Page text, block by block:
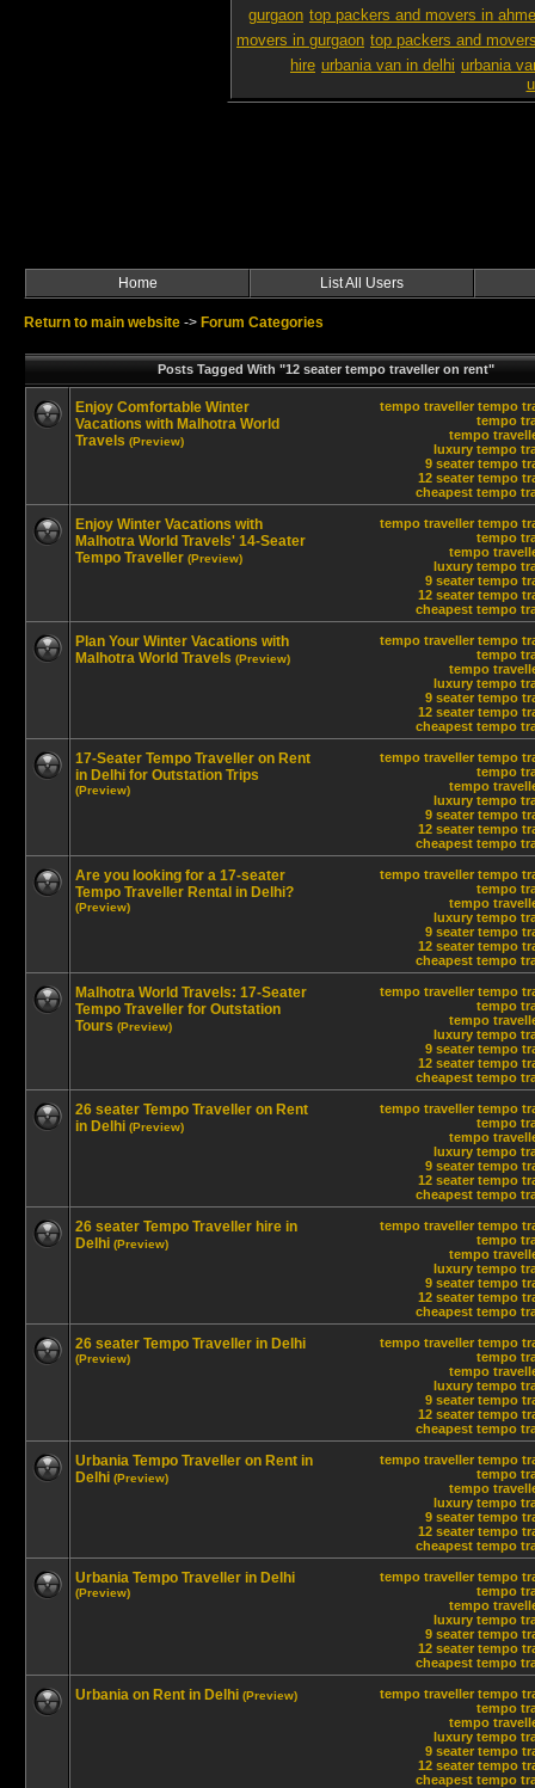
gurgaon top packers and movers in
movers in gurgaon top packers and
hire urbania van in delhi urbania
Home List All Users
Return to main website -> Forum Categories
Posts Tagged With "12 seater tempo traveller on rent"
tempo traveller tempo
tempo
tempo
luxury tempo
9 seater tempo
12 seater tempo
cheapest tempo
Enjoy Comfortable Winter
Vacations with Malhotra World
Travels (Preview)
tempo traveller tempo
tempo
tempo
luxury tempo
9 seater tempo
12 seater tempo
cheapest tempo
Enjoy Winter Vacations with
Malhotra World Travels' 14-Seater
Tempo Traveller (Preview)
tempo traveller tempo
tempo
tempo
luxury tempo
9 seater tempo
12 seater tempo
cheapest tempo
Plan Your Winter Vacations with
Malhotra World Travels (Preview)
tempo traveller tempo
tempo
tempo
luxury tempo
9 seater tempo
12 seater tempo
cheapest tempo
17-Seater Tempo Traveller on Rent
in Delhi for Outstation Trips
(Preview)
tempo traveller tempo
tempo
tempo
luxury tempo
9 seater tempo
12 seater tempo
cheapest tempo
Are you looking for a 17-seater
Tempo Traveller Rental in Delhi?
(Preview)
tempo traveller tempo
tempo
tempo
luxury tempo
9 seater tempo
12 seater tempo
cheapest tempo
Malhotra World Travels: 17-Seater
Tempo Traveller for Outstation
Tours (Preview)
tempo traveller tempo
tempo
tempo
luxury tempo
9 seater tempo
12 seater tempo
cheapest tempo
26 seater Tempo Traveller on Rent
in Delhi (Preview)
tempo traveller tempo
tempo
tempo
luxury tempo
9 seater tempo
12 seater tempo
cheapest tempo
26 seater Tempo Traveller hire in
Delhi (Preview)
tempo traveller tempo
tempo
tempo
luxury tempo
9 seater tempo
12 seater tempo
cheapest tempo
26 seater Tempo Traveller in Delhi
(Preview)
tempo traveller tempo
tempo
tempo
luxury tempo
9 seater tempo
12 seater tempo
cheapest tempo
Urbania Tempo Traveller on Rent in
Delhi (Preview)
tempo traveller tempo
tempo
tempo
luxury tempo
9 seater tempo
12 seater tempo
cheapest tempo
Urbania Tempo Traveller in Delhi
(Preview)
tempo traveller tempo
tempo
tempo
luxury tempo
9 seater tempo
12 seater tempo
cheapest tempo
Urbania on Rent in Delhi (Preview)